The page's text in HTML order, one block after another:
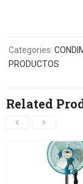
Categories:
PRODUCTOS
Related